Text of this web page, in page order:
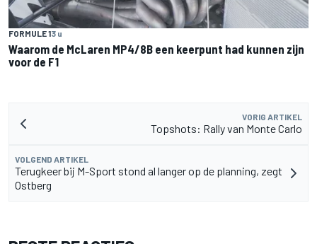
FORMULE 13 u
Waarom de McLaren MP4/8B een keerpunt had kunnen zijn
voor de F1
VORIG ARTIKEL
Topshots: Rally van Monte Carlo
VOLGEND ARTIKEL
Terugkeer bij M-Sport stond al langer op de planning, zegt
Ostberg